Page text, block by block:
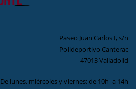
Paseo Juan Carlos I, s/n
Polideportivo Canterac
47013 Valladolid
De lunes, miércoles y viernes: de 10h -a 14h